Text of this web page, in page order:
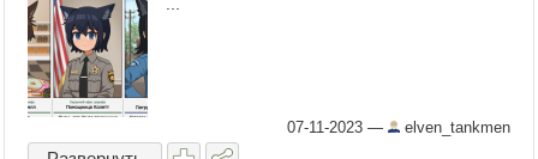
07-11-2023 — elven_tankmen